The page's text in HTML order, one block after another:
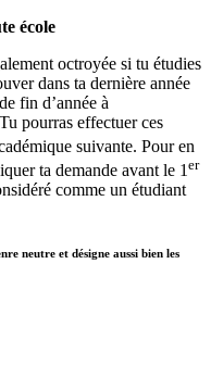
école
octroyée si tu étudies
dans ta dernière année
fin d’année à
pourras effectuer ces
suivante. Pour en
ta demande avant le 1 er
comme un étudiant
neutre et désigne aussi bien les